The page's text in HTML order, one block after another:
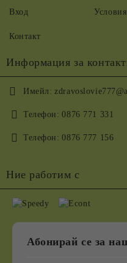
Вход
Контакт
Условия
Информация за
Имейл:
Телефон: 0876 771 331
Телефон: 0876 777 156
Ние работим с
Абонирай се за